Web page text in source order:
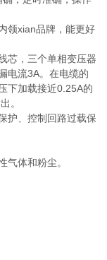
领xian品牌，能更好
芯，三个单相变压器
电流3A。在电缆的
下加载接近0.25A的
。
护、控制回路过载保
气体和粉尘。